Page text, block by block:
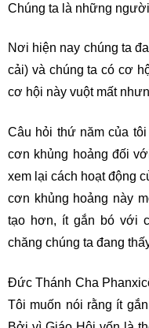
Chúng ta là những
Nơi hiện nay chúng ta
cải) và chúng ta có cơ
cơ hội này vuột mất
Câu hỏi thứ năm của
cơn khủng hoảng đối
xem lại cách hoạt động
cơn khủng hoảng này
tạo hơn, ít gắn bó với
chăng chúng ta đang
Đức Thánh Cha
Tôi muốn nói rằng ít